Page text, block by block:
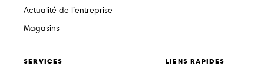
Actualité de l’entreprise
Magasins
SERVICES LIENS RAPIDES